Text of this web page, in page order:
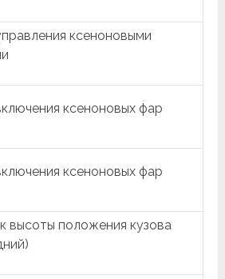
ксеноновыми
ксеноновых фар
ксеноновых фар
высоты положения кузова